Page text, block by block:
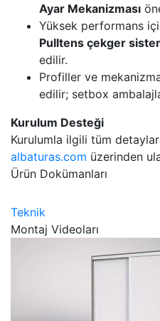
Ayar Mekanizması
Yüksek performans
Pulltens çekger
edilir.
Profiller ve
edilir; setbox
Kurulum Desteği
Kurulumla ilgili tüm
albaturas.com üzerinden
Ürün Dokümanları
Teknik
Montaj Videoları